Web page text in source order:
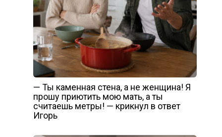
— Ты каменная стена, а не женщина! Я
прошу приютить мою мать, а ты
считаешь метры! — крикнул в ответ
Игорь